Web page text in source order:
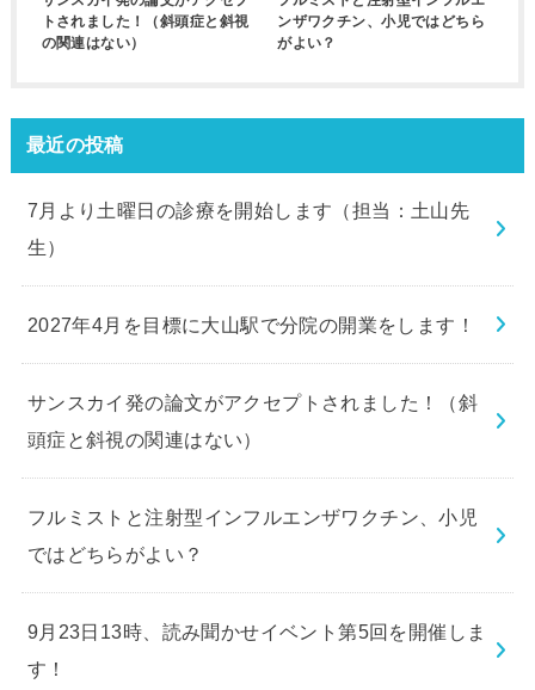
トされました！（斜頭症と斜視
の関連はない）
ンザワクチン、小児ではどちら
がよい？
最近の投稿
7月より土曜日の診療を開始します（担当：土山先
生）
2027年4月を目標に大山駅で分院の開業をします！
サンスカイ発の論文がアクセプトされました！（斜
頭症と斜視の関連はない）
フルミストと注射型インフルエンザワクチン、小児
ではどちらがよい？
9月23日13時、読み聞かせイベント第5回を開催しま
す！